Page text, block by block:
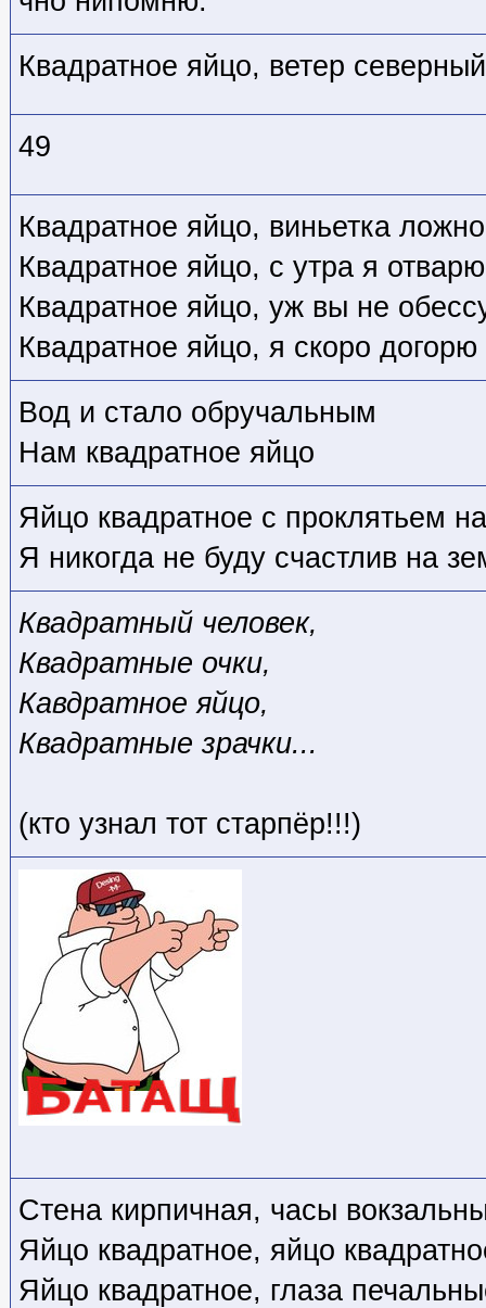
Квадратное яйцо, ветер северный
49
Квадратное яйцо, виньетка
Квадратное яйцо, с утра я отварю
Квадратное яйцо, уж вы не
Квадратное яйцо, я скоро догорю
Вод и стало обручальным
Нам квадратное яйцо
Яйцо квадратное с проклятьем
Я никогда не буду счастлив на
Квадратный человек,
Квадратные очки,
Кавдратное яйцо,
Квадратные зрачки...
(кто узнал тот старпёр!!!)
Стена кирпичная, часы
Яйцо квадратное, яйцо
Яйцо квадратное, глаза